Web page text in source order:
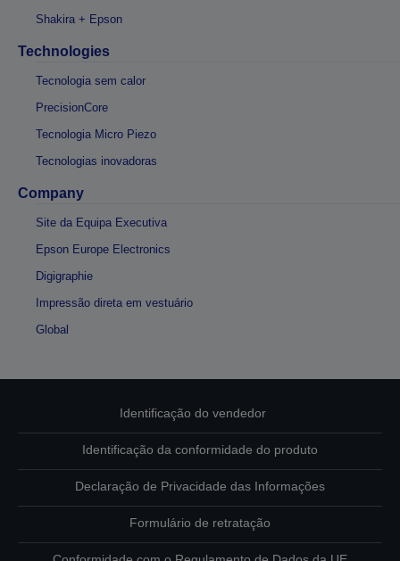
Shakira + Epson
Technologies
Tecnologia sem calor
PrecisionCore
Tecnologia Micro Piezo
Tecnologias inovadoras
Company
Site da Equipa Executiva
Epson Europe Electronics
Digigraphie
Impressão direta em vestuário
Global
Identificação do vendedor
Identificação da conformidade do produto
Declaração de Privacidade das Informações
Formulário de retratação